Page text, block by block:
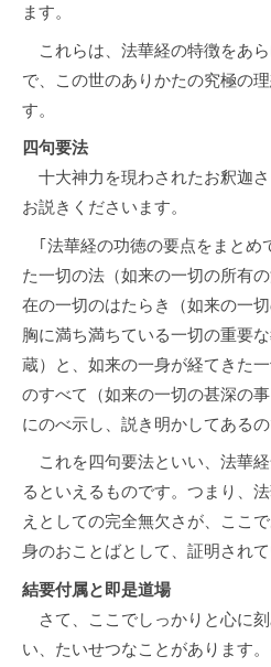
ます。
これらは、法華経の特徴をあ
で、この世のありかたの究極の
す。
四句要法
十大神力を現わされたお釈迦
お説きくださいます。
｢法華経の功徳の要点をまとめ
た一切の法（如来の一切の所有
在の一切のはたらき（如来の一
胸に満ち満ちている一切の重要
蔵）と、如来の一身が経てきた
のすべて（如来の一切の甚深の
にのべ示し、説き明かしてある
これを四句要法といい、法華
るといえるものです。つまり、
えとしての完全無欠さが、ここ
身のおことばとして、証明されて
結要付属と即是道場
さて、ここでしっかりと心に
い、たいせつなことがあります